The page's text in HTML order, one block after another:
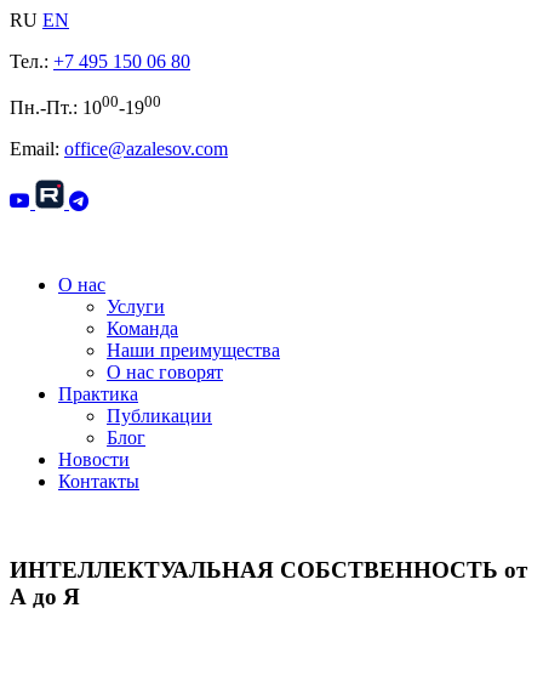
RU EN
Тел.: +7 495 150 06 80
Пн.-Пт.: 1000-1900
Email: office@azalesov.com
О нас
Услуги
Команда
Наши преимущества
О нас говорят
Практика
Публикации
Блог
Новости
Контакты
ИНТЕЛЛЕКТУАЛЬНАЯ СОБСТВЕННОСТЬ от
А до Я